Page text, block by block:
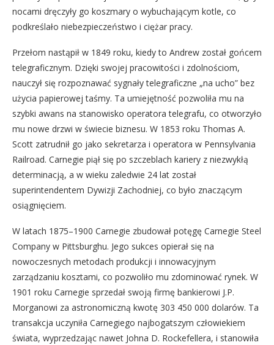
nocami dręczyły go koszmary o wybuchającym kotle, co
podkreślało niebezpieczeństwo i ciężar pracy.
Przełom nastąpił w 1849 roku, kiedy to Andrew został gońcem
telegraficznym. Dzięki swojej pracowitości i zdolnościom,
nauczył się rozpoznawać sygnały telegraficzne „na ucho” bez
użycia papierowej taśmy. Ta umiejętność pozwoliła mu na
szybki awans na stanowisko operatora telegrafu, co otworzyło
mu nowe drzwi w świecie biznesu. W 1853 roku Thomas A.
Scott zatrudnił go jako sekretarza i operatora w Pennsylvania
Railroad. Carnegie piął się po szczeblach kariery z niezwykłą
determinacją, a w wieku zaledwie 24 lat został
superintendentem Dywizji Zachodniej, co było znaczącym
osiągnięciem.
W latach 1875–1900 Carnegie zbudował potęgę Carnegie Steel
Company w Pittsburghu. Jego sukces opierał się na
nowoczesnych metodach produkcji i innowacyjnym
zarządzaniu kosztami, co pozwoliło mu zdominować rynek. W
1901 roku Carnegie sprzedał swoją firmę bankierowi J.P.
Morganowi za astronomiczną kwotę 303 450 000 dolarów. Ta
transakcja uczyniła Carnegiego najbogatszym człowiekiem
świata, wyprzedzając nawet Johna D. Rockefellera, i stanowiła